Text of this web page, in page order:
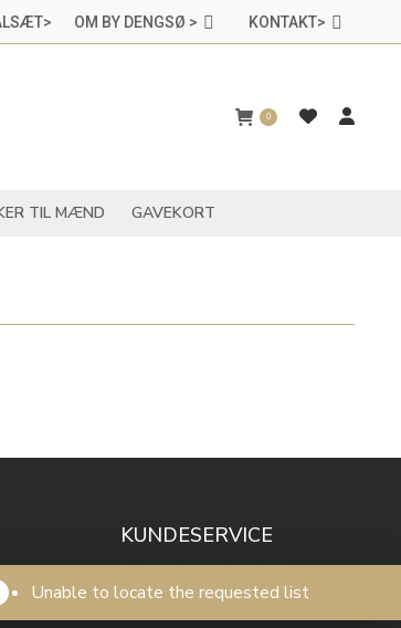
OM BY DENGSØ > KONTAKT>
0
TIL MÆND GAVEKORT
Unable to locate the requested list
KUNDESERVICE
PRIVATPOLITIK